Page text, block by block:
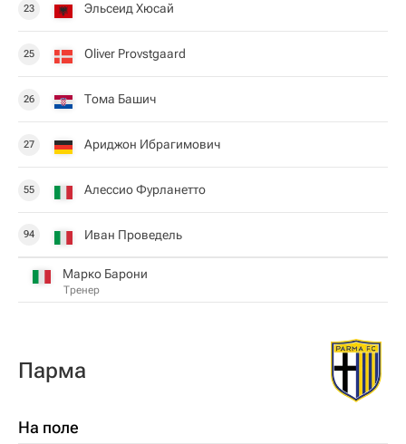
23 Эльсеид Хюсай
25 Oliver Provstgaard
26 Тома Башич
27 Ариджон Ибрагимович
55 Алессио Фурланетто
94 Иван Проведель
Марко Барони
Тренер
Парма
На поле